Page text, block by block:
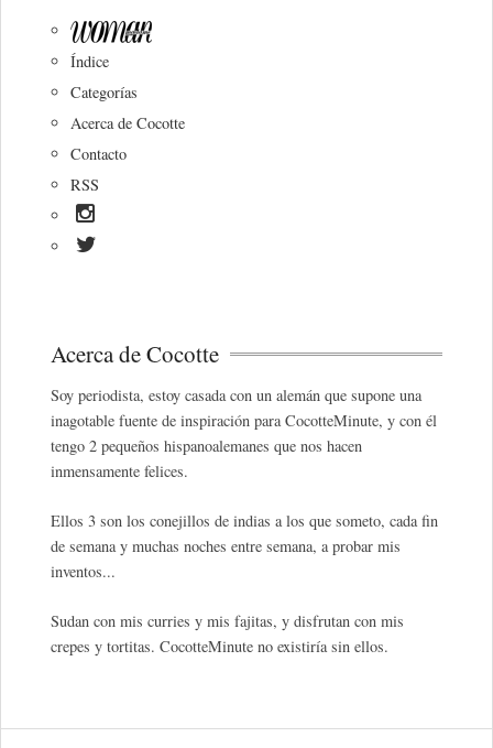
Índice
Categorías
Acerca de Cocotte
Contacto
RSS
Acerca de Cocotte
Soy periodista, estoy casada con un alemán que supone una
inagotable fuente de inspiración para CocotteMinute, y con él
tengo 2 pequeños hispanoalemanes que nos hacen
inmensamente felices.
Ellos 3 son los conejillos de indias a los que someto, cada fin
de semana y muchas noches entre semana, a probar mis
inventos...
Sudan con mis curries y mis fajitas, y disfrutan con mis
crepes y tortitas. CocotteMinute no existiría sin ellos.